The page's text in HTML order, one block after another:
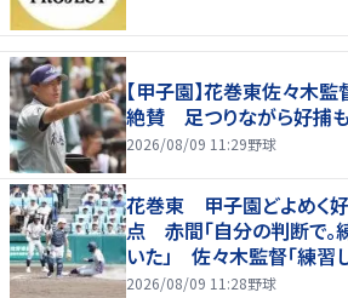
【甲子園】花巻東佐々木
絶賛 足つりながら好捕も
2026/08/09 11:29野球
花巻東 甲子園どよめく
点 赤間「自分の判断で。
いた」 佐々木監督「練習
のはうれしい」
2026/08/09 11:28野球